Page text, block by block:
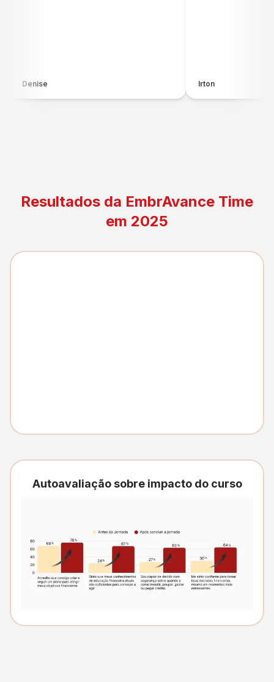
Denise Irton
Resultados da EmbrAvance Time
em 2025
Autoavaliação sobre impacto do curso